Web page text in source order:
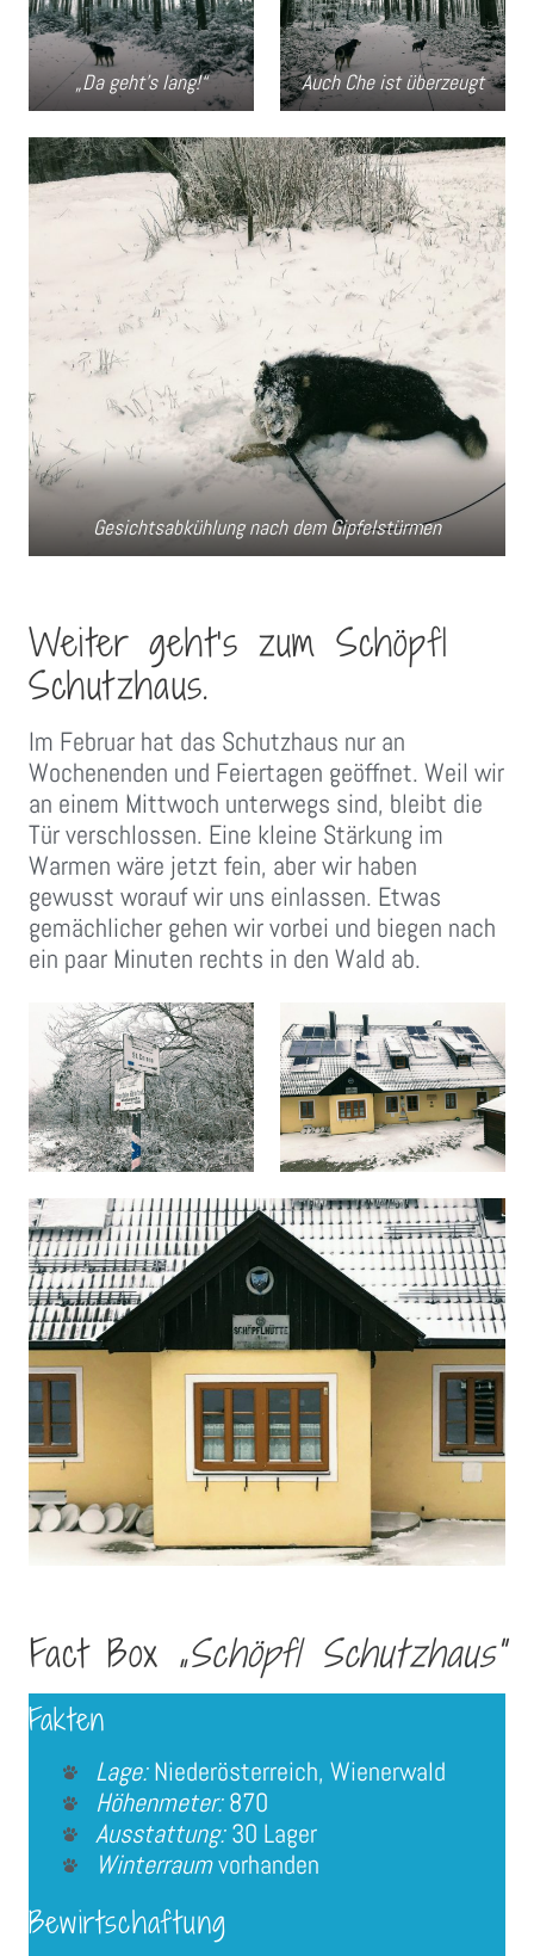
„Da geht’s lang!“ Auch Che ist überzeugt
Gesichtsabkühlung nach dem Gipfelstürmen
Weiter geht’s zum Schöpfl
Schutzhaus.
Im Februar hat das Schutzhaus nur an
Wochenenden und Feiertagen geöffnet. Weil wir
an einem Mittwoch unterwegs sind, bleibt die
Tür verschlossen. Eine kleine Stärkung im
Warmen wäre jetzt fein, aber wir haben
gewusst worauf wir uns einlassen. Etwas
gemächlicher gehen wir vorbei und biegen nach
ein paar Minuten rechts in den Wald ab.
Fact Box „Schöpfl Schutzhaus“
Fakten
Lage:Niederösterreich, Wienerwald
Höhenmeter:870
Ausstattung:30 Lager
Winterraumvorhanden
Bewirtschaftung